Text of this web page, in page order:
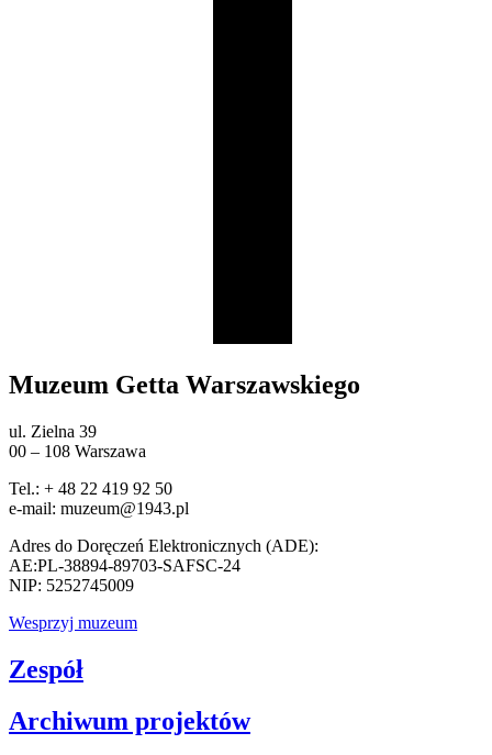
Muzeum Getta Warszawskiego
ul. Zielna 39
00 – 108 Warszawa
Tel.: + 48 22 419 92 50
e-mail: muzeum@1943.pl
Adres do Doręczeń Elektronicznych (ADE):
AE:PL-38894-89703-SAFSC-24
NIP: 5252745009
Wesprzyj muzeum
Zespół
Archiwum projektów